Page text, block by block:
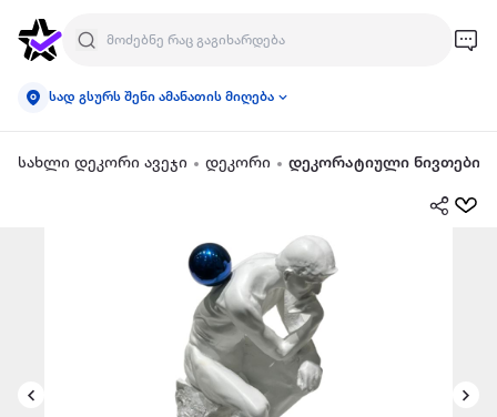
სად გსურს შენი ამანათის მიღება
სახლი დეკორი ავეჯი დეკორი დეკორატიული ნივთები